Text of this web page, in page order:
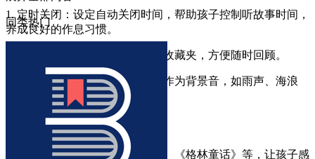
1. 定时关闭：设定自动关闭时间，帮助孩子控制听故事时间，
养成良好的作息习惯。
2. 收藏功能：将喜欢的故事加入收藏夹，方便随时回顾。
3. 背景音效：提供多种自然声音作为背景音，如雨声、海浪
声，营造听故事氛围。
【口袋故事免费听内容】
1. 经典童话：如《安徒生童话》、《格林童话》等，让孩子感
同类热门